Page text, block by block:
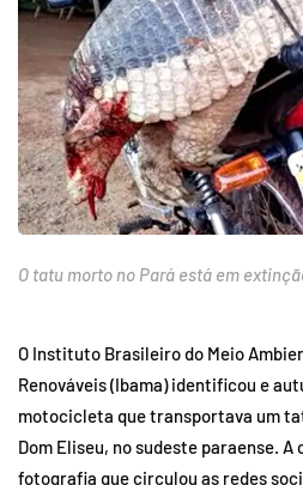
O tatu morto no Pará está em
O Instituto Brasileiro do Meio
Renováveis (Ibama) identificou e
motocicleta que transportava um
Dom Eliseu, no sudeste paraense.
fotografia que circulou as redes